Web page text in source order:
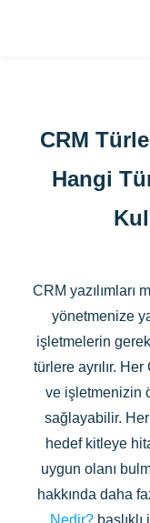
CRM
Hangi
CRM yazılımları
yönetmenize
işletmelerin
türlere ayrılır.
ve işletmenizin
sağlayabilir. Her
hedef kitleye
uygun olanı
hakkında daha
Nedir?başlıklı